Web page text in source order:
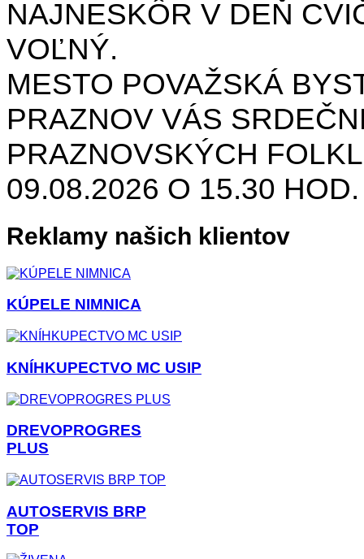
NAJNESKÔR V DEŇ
VOĽNÝ.
MESTO POVAŽSKÁ
PRAZNOV VÁS
PRAZNOVSKÝCH
09.08.2026 O 15.30
Reklamy našich klientov
KÚPELE NIMNICA
KNÍHKUPECTVO MC USIP
DREVOPROGRES
PLUS
AUTOSERVIS BRP
TOP